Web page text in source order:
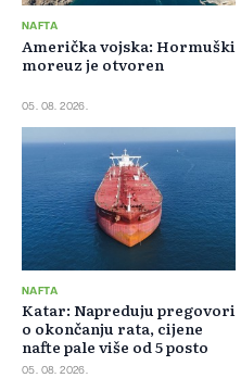
NAFTA
Američka vojska: Hormuški
moreuz je otvoren
05. 08. 2026.
NAFTA
Katar: Napreduju pregovori
o okončanju rata, cijene
nafte pale više od 5 posto
05. 08. 2026.